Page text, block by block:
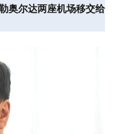
奥尔达两座机场移交给